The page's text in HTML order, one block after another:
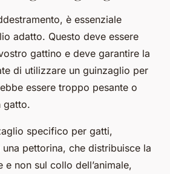
è essenziale
adatto. Questo deve essere
gattino e deve garantire la
di utilizzare un guinzaglio per
essere troppo pesante o
gatto.
specifico per gatti,
pettorina, che distribuisce la
e non sul collo dell’animale,